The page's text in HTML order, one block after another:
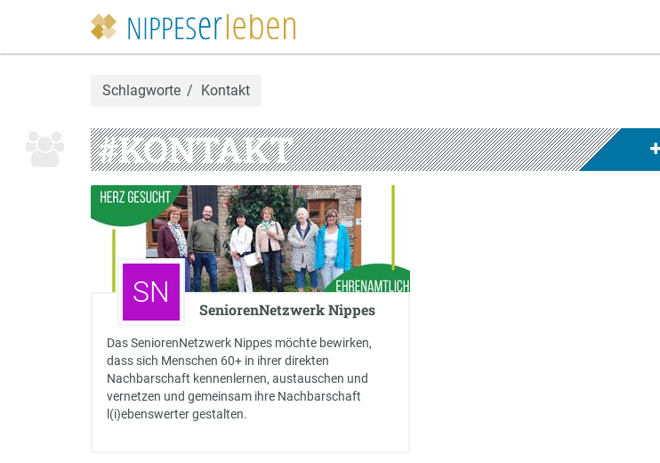
Schlagworte Kontakt
#KONTAKT
SN
SeniorenNetzwerk Nippes
Das SeniorenNetzwerk Nippes möchte bewirken,
dass sich Menschen 60+ in ihrer direkten
Nachbarschaft kennenlernen, austauschen und
vernetzen und gemeinsam ihre Nachbarschaft
l(i)ebenswerter gestalten.